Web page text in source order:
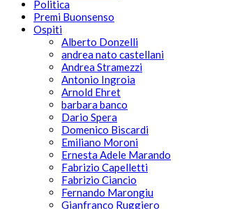
Politica
Premi Buonsenso
Ospiti
Alberto Donzelli
andrea nato castellani
Andrea Stramezzi
Antonio Ingroia
Arnold Ehret
barbara banco
Dario Spera
Domenico Biscardi
Emiliano Moroni
Ernesta Adele Marando
Fabrizio Capelletti
Fabrizio Ciancio
Fernando Marongiu
Gianfranco Ruggiero